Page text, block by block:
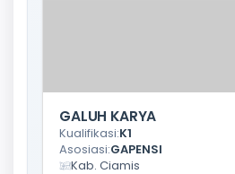
GALUH KARYA
Kualifikasi:K1
Asosiasi:GAPENSI
Kab. Ciamis